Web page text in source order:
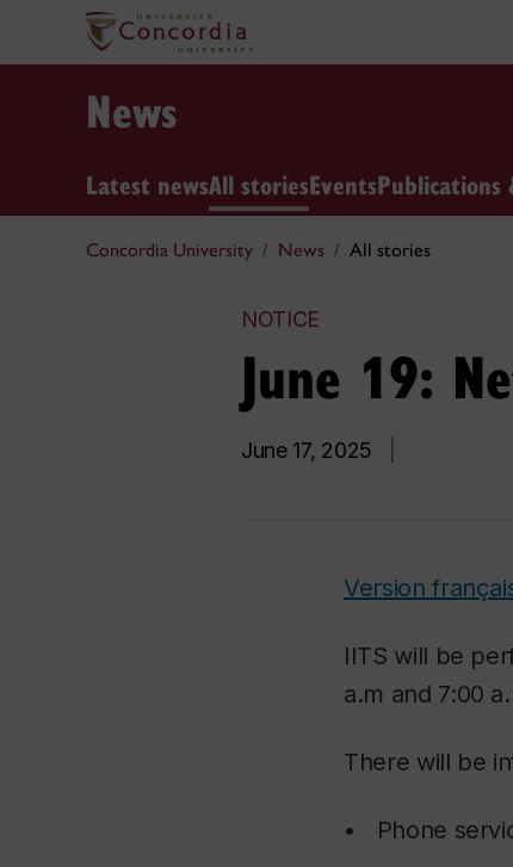
News
Latest newsAll storiesEventsPublications
Concordia University News All stories
NOTICE
June 19:
June 17, 2025
Version
IITS will be
a.m and 7:00
There will be
• Phone